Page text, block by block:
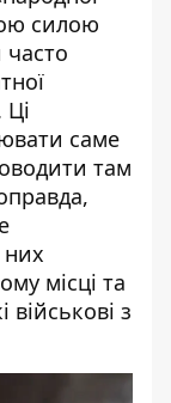
силою
часто
Ці
саме
там
місці та
військові з